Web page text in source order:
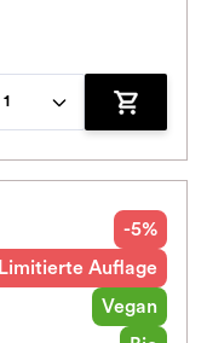
1
Zum
-5%
Limitierte Auflage
Vegan